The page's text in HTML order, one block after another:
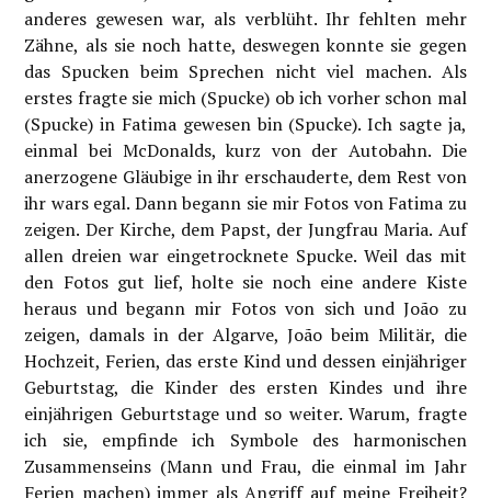
anderes gewesen war, als verblüht. Ihr fehlten mehr
Zähne, als sie noch hatte, deswegen konnte sie gegen
das Spucken beim Sprechen nicht viel machen. Als
erstes fragte sie mich (Spucke) ob ich vorher schon mal
(Spucke) in Fatima gewesen bin (Spucke). Ich sagte ja,
einmal bei McDonalds, kurz von der Autobahn. Die
anerzogene Gläubige in ihr erschauderte, dem Rest von
ihr wars egal. Dann begann sie mir Fotos von Fatima zu
zeigen. Der Kirche, dem Papst, der Jungfrau Maria. Auf
allen dreien war eingetrocknete Spucke. Weil das mit
den Fotos gut lief, holte sie noch eine andere Kiste
heraus und begann mir Fotos von sich und João zu
zeigen, damals in der Algarve, João beim Militär, die
Hochzeit, Ferien, das erste Kind und dessen einjähriger
Geburtstag, die Kinder des ersten Kindes und ihre
einjährigen Geburtstage und so weiter. Warum, fragte
ich sie, empfinde ich Symbole des harmonischen
Zusammenseins (Mann und Frau, die einmal im Jahr
Ferien machen) immer als Angriff auf meine Freiheit?